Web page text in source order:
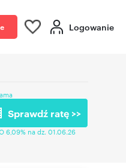
Logowanie
Sprawdź ratę >>
6,09% na dz. 01.06.26